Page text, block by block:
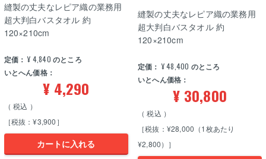
定価： ¥ 4,840 のところ
いとへん価格：
¥ 4,290
税込
［税抜：¥3,900］
縫製の丈夫なレピア織の業務用
超大判白バスタオル 約
120×210cm
カートに入れる
定価： ¥48,400 のところ
いとへん価格：
¥ 30,800
税込
［税抜：¥28,000（1枚あたり
¥2,800）］
縫製の丈夫なレピア織の業務用
超大判白バスタオル 約
120×210cm